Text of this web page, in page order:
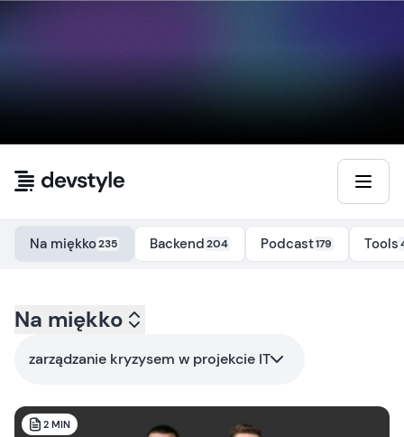
Na miękko235 Backend204 Podcast179 Tools
Kategoria:na-miekko
Na miękko
zarządzanie kryzysem w projekcie IT
2 MIN